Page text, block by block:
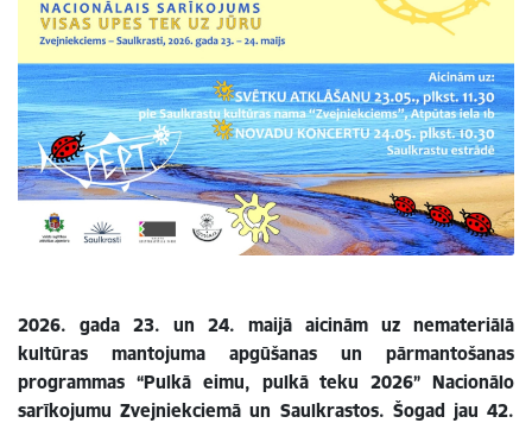
2026. gada 23. un 24. maijā aicinām uz nemateriālā
kultūras mantojuma apgūšanas un pārmantošanas
programmas “Pulkā eimu, pulkā teku 2026” Nacionālo
sarīkojumu Zvejniekciemā un Saulkrastos. Šogad jau 42.